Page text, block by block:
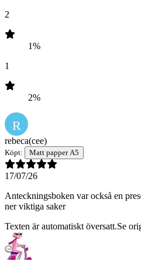
2
1%
1
2%
R
rebeca(cee)
Köpt: Matt papper A5
17/07/26
Anteckningsboken var också en
ner viktiga saker
Texten är automatiskt översatt.Se